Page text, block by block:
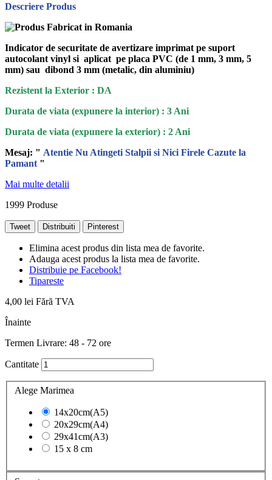
Descriere Produs
Indicator de securitate de avertizare imprimat pe suport
autocolant vinyl si aplicat pe placa PVC (de 1 mm, 3 mm, 5
mm) sau dibond 3 mm (metalic, din aluminiu)
Rezistent la Exterior : DA
Durata de viata (expunere la interior) : 3 Ani
Durata de viata (expunere la exterior) : 2 Ani
Mesaj: " Atentie Nu Atingeti Stalpii si Nici Firele Cazute la
Pamant "
Mai multe detalii
1999 Produse
Tweet Distribuiti Pinterest
Elimina acest produs din lista mea de favorite.
Adauga acest produs la lista mea de favorite.
Distribuie pe Facebook!
Tipareste
4,00 lei Fără TVA
Înainte
Termen Livrare: 48 - 72 ore
Cantitate
Alege Marimea
14x20cm(A5)
20x29cm(A4)
29x41cm(A3)
15 x 8 cm